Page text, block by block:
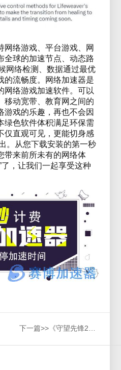
网络游戏、平台游戏、网
全球的加速节点、动态路
网络检测、数据通过最优
的流畅度。网络加速器是
网络游戏加速软件。可以
移动宽带、教育网之间的
游戏的乐趣，再也不会因
绿色软件体积满足环保需
仅直观可见，更能切身感
。从您下载安装的第一秒
带来前所未有的网络体
，让我们一起享受这种
下一篇>>《守望先锋2》新英雄索杰恩技能秀，赛博加速器助力抢先测试